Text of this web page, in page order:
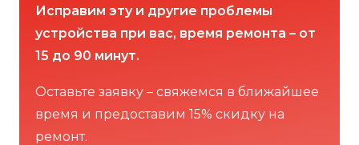
Исправим эту и другие проблемы
устройства при вас, время ремонта – от
15 до 90 минут.
Оставьте заявку – свяжемся в ближайшее
время и предоставим 15% скидку на
ремонт.